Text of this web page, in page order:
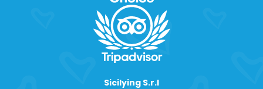
Sicilying S.r.l